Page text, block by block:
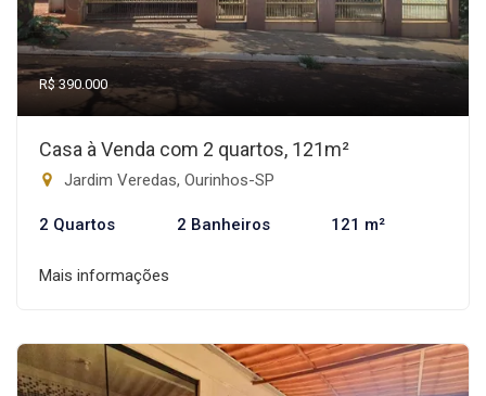
R$ 390.000
Casa à Venda com 2 quartos, 121m²
Jardim Veredas, Ourinhos-SP
2 Quartos 2 Banheiros 121 m²
Mais informações